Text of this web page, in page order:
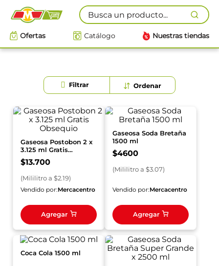
Busca un producto...
Ofertas Catálogo Nuestras tiendas
Gaseosa Postobon 2 x
3.125 ml Gratis
Obsequio
$13.700
(Mililitroa $2.19)
Vendido por:Mercacentro
Agregar
Gaseosa Soda Bretaña
1500 ml
$4600
(Mililitroa $3.07)
Vendido por:Mercacentro
Agregar
Coca Cola 1500 ml